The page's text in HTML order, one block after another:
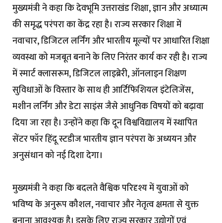
मुख्यमंत्री ने कहा कि देवभूमि उत्तराखंड शिक्षा, ज्ञान और अध्यात्म
की समृद्ध परंपरा का केंद्र रहा है। राज्य सरकार शिक्षा में
नवाचार, डिजिटल लर्निंग और भारतीय मूल्यों पर आधारित शिक्षा
व्यवस्था को मजबूत बनाने के लिए निरंतर कार्य कर रही है। राज्य
में स्मार्ट क्लासरूम, डिजिटल लाइब्रेरी, ऑनलाइन शिक्षण
सुविधाओं के विस्तार के साथ ही आर्टिफिशियल इंटेलिजेंस,
मशीन लर्निंग और डेटा साइंस जैसे आधुनिक विषयों को बढ़ावा
दिया जा रहा है। उन्होंने कहा कि दून विश्वविद्यालय में स्थापित
सेंटर फॉर हिंदू स्टडीज भारतीय ज्ञान परंपरा के अध्ययन और
अनुसंधान को नई दिशा देगा।
मुख्यमंत्री ने कहा कि बदलते वैश्विक परिदृश्य में युवाओं को
भविष्य के अनुरूप कौशल, नवाचार और नेतृत्व क्षमता से युक्त